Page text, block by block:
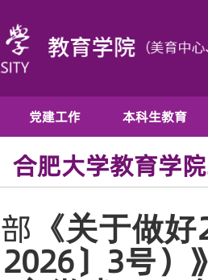
党建工作 本科生教育
合肥大学教育学
《关于做好
2026〕3号）